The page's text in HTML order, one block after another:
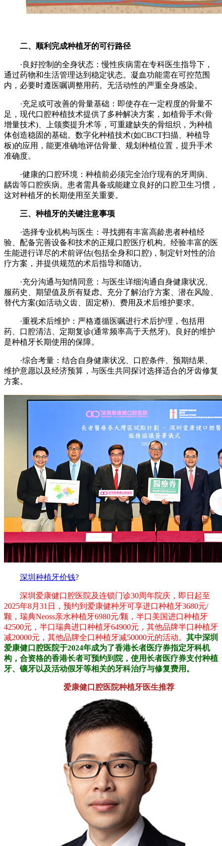
二、顺利完成种植牙的可行路径
·良好控制的全身状态：慢性疾病需在专科医生指导下，
通过药物和生活管理达到稳定状态。凝血功能需在可控范围
内，必要时遵医嘱调整用药。无活动性的严重全身感染。
·充足或可改善的骨量基础：即使存在一定程度的骨量不
足，现代口腔种植技术提供了多种解决方案，如植骨手术(骨
增量技术)、上颌窦提升术等，可重建缺失的骨组织，为种植
体创造稳固的基础。数字化种植技术(如CBCT扫描、种植导
板)的应用，能更准确地评估骨量、规划种植位置，提升手术
准确度。
·健康的口腔环境：种植前必须完全治疗现有的牙周病、
龋齿等口腔疾病。患者需具备或能建立良好的口腔卫生习惯，
这对种植牙的长期使用至关重要。
三、种植牙的关键注意事项
·选择专业机构与医生：寻找拥有丰富高龄患者种植经
验、配备完善设备和技术的正规口腔医疗机构。经验丰富的医
生能进行详尽的术前评估(包括全身和口腔)，制定针对性的治
疗方案，并提供规范的术后指导和随访。
·充分沟通与知情同意：与医生详细沟通自身健康状况、
服药史、期望值及所有疑虑。充分了解治疗方案、潜在风险、
替代方案(如活动义齿、固定桥)、费用及术后维护要求。
·重视术后维护：严格遵循医嘱进行术后护理，包括用
药、口腔清洁、定期复诊(通常频率高于天然牙)。良好的维护
是种植牙长期使用的保障。
·综合考量：结合自身健康状况、口腔条件、预期结果、
维护意愿以及经济预算，与医生共同探讨选择适合的牙齿修复
方案。
深圳种植牙价钱?
深圳爱康健口腔医院及连锁门诊30周年院庆，即日起至
2025年8月31日，预约到爱康健种牙可享进口种植牙3680元/
颗，瑞典Neoss亲水种植牙6980元/颗，半口美国进口种植牙
42500元，半口瑞典进口种植牙64900元，其他品牌半口种植牙
减20000元，其他品牌全口种植牙减50000元的活动。 其中深圳
爱康健口腔医院于2024年成为了香港长者医疗券指定牙科机
构，合资格的香港长者可预约到院，使用长者医疗券支付种植
牙、镶牙以及活动假牙等相关的牙科治疗与修复费用。
爱康健口腔医院种植牙医生推荐